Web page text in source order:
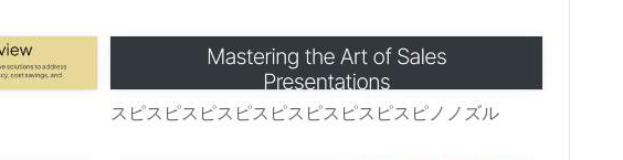
スピスピスピスピスピスピスピスピスピノノズル